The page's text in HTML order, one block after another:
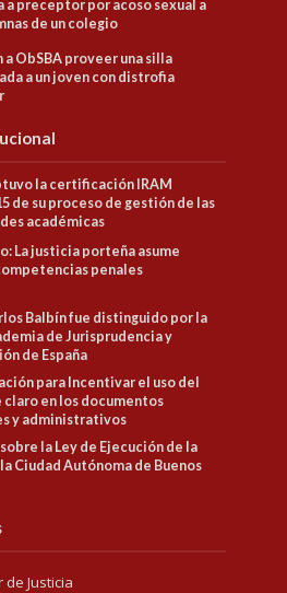
a preceptor por acoso sexual a
de un colegio
a ObSBA proveer una silla
a un joven con distrofia
la certificación IRAM
de su proceso de gestión de las
académicas
La justicia porteña asume
penales
Balbín fue distinguido por la
de Jurisprudencia y
de España
para Incentivar el uso del
claro en los documentos
y administrativos
la Ley de Ejecución de la
Ciudad Autónoma de Buenos
Justicia